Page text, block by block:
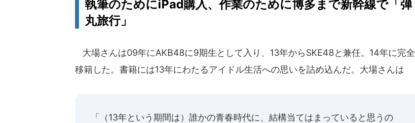
執筆のためにiPad購入、作業のために博多まで新幹線で「弾
丸旅行」
大場さんは09年にAKB48に9期生として入り、13年からSKE48と兼任。14年に完全
移籍した。書籍には13年にわたるアイドル生活への思いを詰め込んだ。大場さんは
「（13年という期間は）誰かの青春時代に、結構当てはまっていると思うの